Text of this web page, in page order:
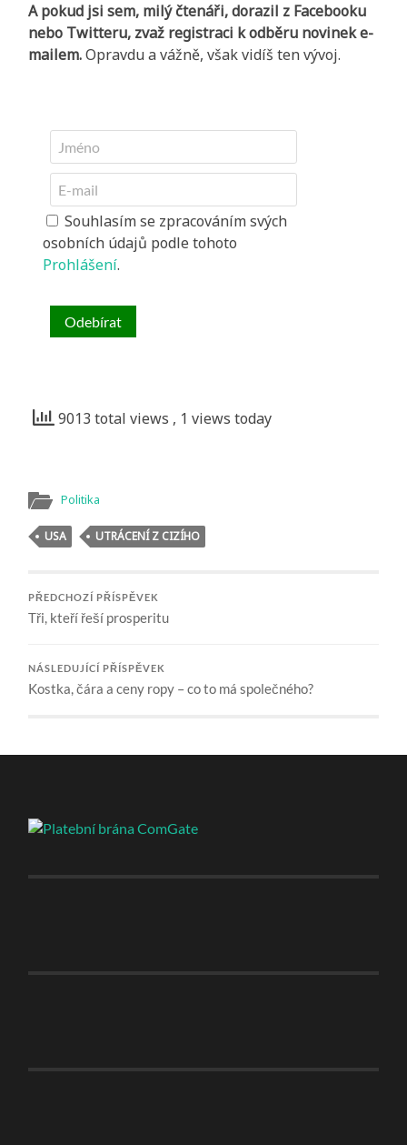
A pokud jsi sem, milý čtenáři, dorazil z Facebooku
nebo Twitteru, zvaž registraci k odběru novinek e-
mailem.Opravdu a vážně, však vidíš ten vývoj.
Souhlasím se zpracováním svých
osobních údajů podle tohoto
Prohlášení.
9013 total views , 1 views today
Politika
USA UTRÁCENÍ Z CIZÍHO
PŘEDCHOZÍ PŘÍSPĚVEK
Tři, kteří řeší prosperitu
NÁSLEDUJÍCÍ PŘÍSPĚVEK
Kostka, čára a ceny ropy – co to má společného?